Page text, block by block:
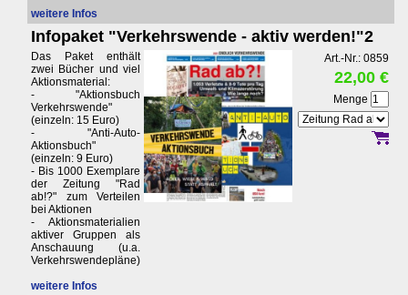
weitere Infos
Infopaket "Verkehrswende - aktiv werden!"2
Das Paket enthält
zwei Bücher und viel
Aktionsmaterial:
- "Aktionsbuch
Verkehrswende"
(einzeln: 15 Euro)
- "Anti-Auto-
Aktionsbuch"
(einzeln: 9 Euro)
- Bis 1000 Exemplare
der Zeitung "Rad
ab!?" zum Verteilen
bei Aktionen
- Aktionsmaterialien
aktiver Gruppen als
Anschauung (u.a.
Verkehrswendepläne)
weitere Infos
Art.-Nr.: 0859
22,00 €
Menge